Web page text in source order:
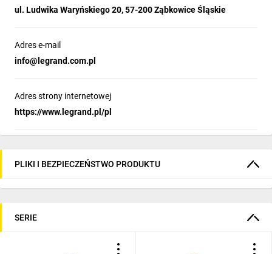
ul. Ludwika Waryńskiego 20, 57-200 Ząbkowice Śląskie
Adres e-mail
info@legrand.com.pl
Adres strony internetowej
https://www.legrand.pl/pl
PLIKI I BEZPIECZEŃSTWO PRODUKTU
SERIE